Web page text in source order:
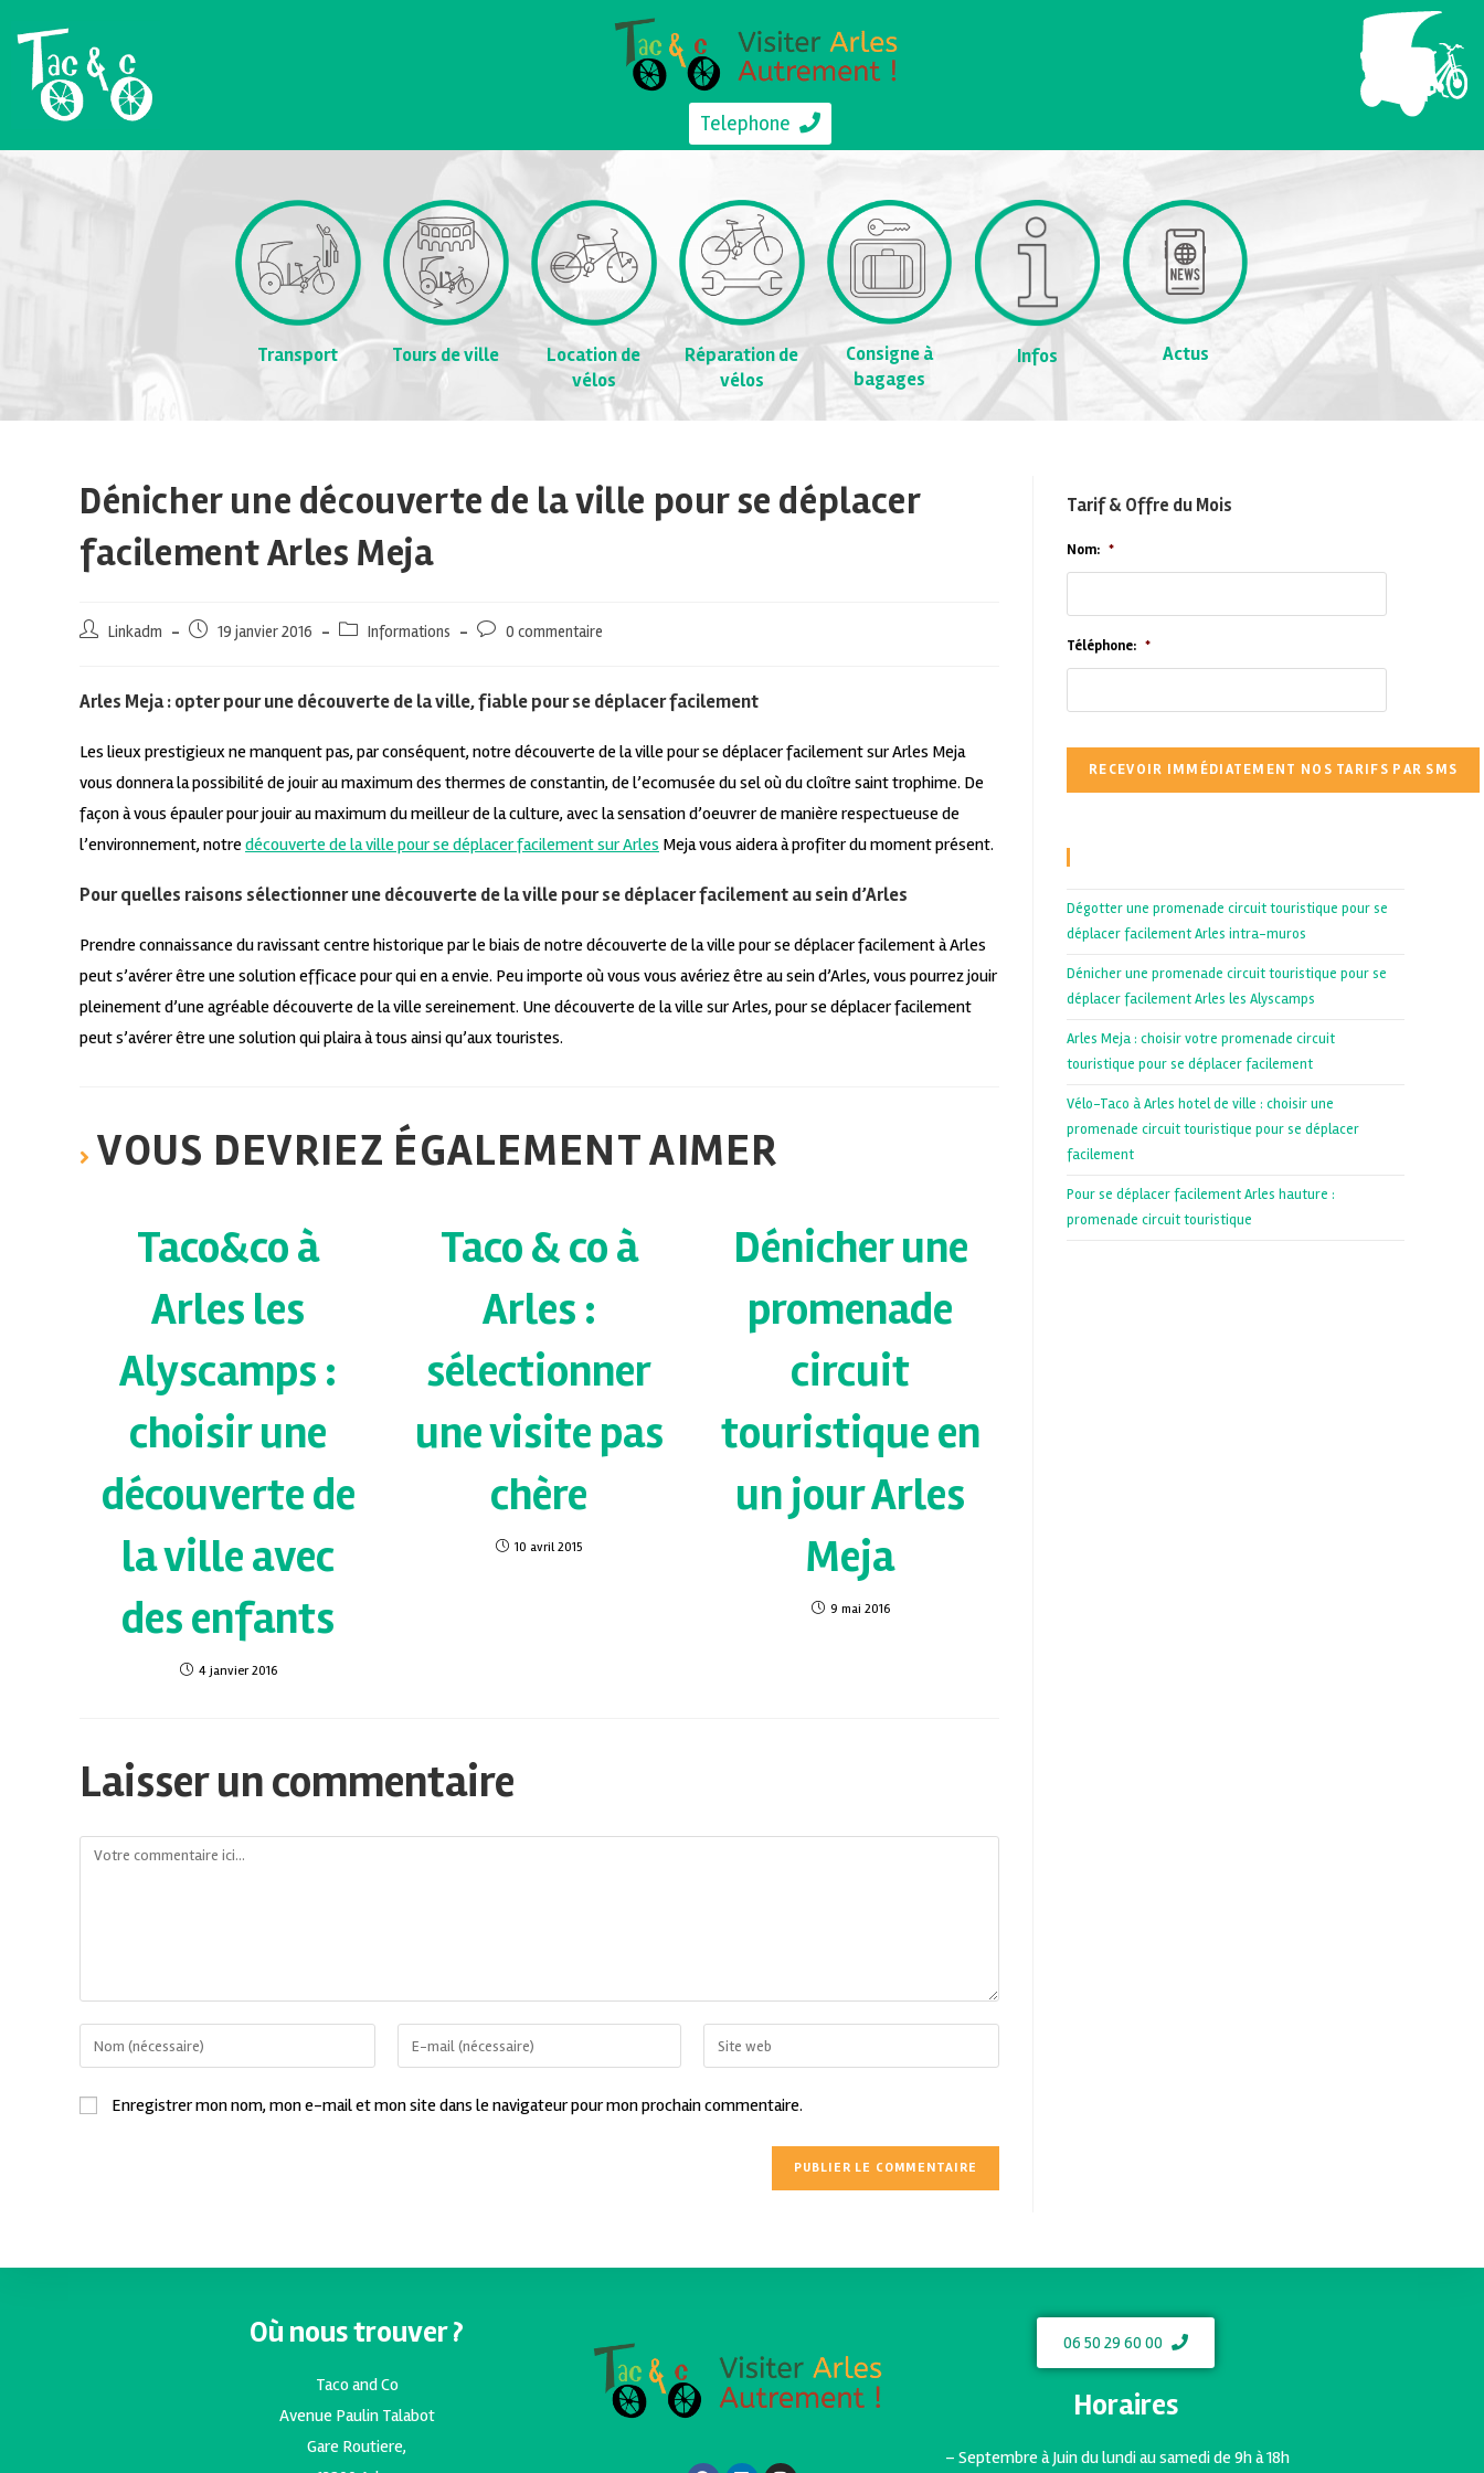
Telephone
Transport Tours de ville
Location de
vélos
Réparation de
vélos
Consigne à
bagages
Infos Actus
Dénicher une découverte de la ville pour se déplacer
facilement Arles Meja
Linkadm 19 janvier 2016 Informations 0 commentaire
Arles Meja : opter pour une découverte de la ville, fiable pour se déplacer facilement
Les lieux prestigieux ne manquent pas, par conséquent, notre découverte de la ville pour se déplacer facilement sur Arles Meja
vous donnera la possibilité de jouir au maximum des thermes de constantin, de l’ecomusée du sel où du cloître saint trophime. De
façon à vous épauler pour jouir au maximum du meilleur de la culture, avec la sensation d’oeuvrer de manière respectueuse de
l’environnement, notre découverte de la ville pour se déplacer facilement sur Arles Meja vous aidera à profiter du moment présent.
Pour quelles raisons sélectionner une découverte de la ville pour se déplacer facilement au sein d’Arles
Prendre connaissance du ravissant centre historique par le biais de notre découverte de la ville pour se déplacer facilement à Arles
peut s’avérer être une solution efficace pour qui en a envie. Peu importe où vous vous avériez être au sein d’Arles, vous pourrez jouir
pleinement d’une agréable découverte de la ville sereinement. Une découverte de la ville sur Arles, pour se déplacer facilement
peut s’avérer être une solution qui plaira à tous ainsi qu’aux touristes.
VOUS DEVRIEZ ÉGALEMENT AIMER
Taco&co à
Arles les
Alyscamps :
choisir une
découverte de
la ville avec
des enfants
4 janvier 2016
Taco & co à
Arles :
sélectionner
une visite pas
chère
10 avril 2015
Dénicher une
promenade
circuit
touristique en
un jour Arles
Meja
9 mai 2016
Laisser un commentaire
Enregistrer mon nom, mon e-mail et mon site dans le navigateur pour mon prochain commentaire.
Tarif & Offre du Mois
Nom: *
Téléphone: *
Dégotter une promenade circuit touristique pour se
déplacer facilement Arles intra-muros
Dénicher une promenade circuit touristique pour se
déplacer facilement Arles les Alyscamps
Arles Meja : choisir votre promenade circuit
touristique pour se déplacer facilement
Vélo-Taco à Arles hotel de ville : choisir une
promenade circuit touristique pour se déplacer
facilement
Pour se déplacer facilement Arles hauture :
promenade circuit touristique
Où nous trouver ?
Taco and Co
Avenue Paulin Talabot
Gare Routiere,
06 50 29 60 00
Horaires
– Septembre à Juin du lundi au samedi de 9h à 18h